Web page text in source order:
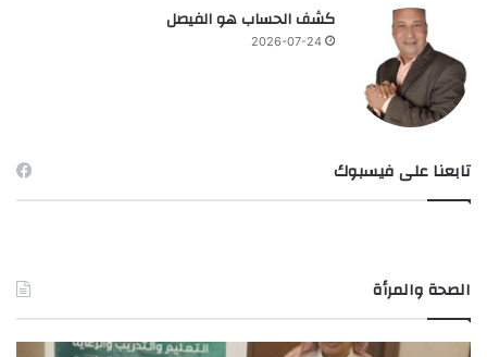
كشف الحساب هو الفيصل
2026-07-24
تابعنا على فيسبوك
الصحة والمرأة